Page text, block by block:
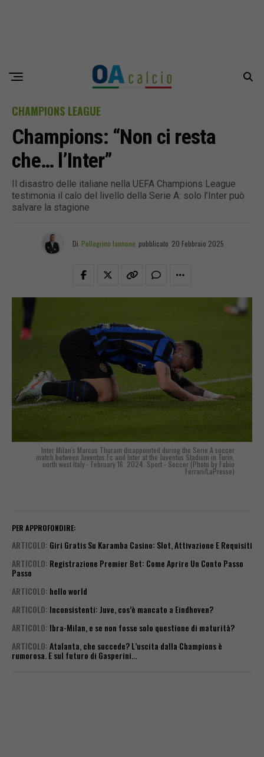
CHAMPIONS LEAGUE
Champions: “Non ci resta
che… l’Inter”
Il disastro delle italiane nella UEFA Champions League
testimonia il calo del livello della Serie A: solo l’Inter può
salvare la stagione
Di Pellegrino Iannone pubblicato 20 Febbraio 2025
Inter Milan's Marcus Thuram disappointed during the Serie A soccer
match between Juventus Fc and Inter at the Juventus Stadium in Turin,
north west Italy - February 16, 2024. Sport - Soccer (Photo by Fabio
Ferrari/LaPresse)
PER APPROFONDIRE:
ARTICOLO: Giri Gratis Su Karamba Casino: Slot, Attivazione E Requisiti
ARTICOLO: Registrazione Premier Bet: Come Aprire Un Conto Passo
Passo
ARTICOLO: hello world
ARTICOLO: Inconsistenti: Juve, cos’è mancato a Eindhoven?
ARTICOLO: Ibra-Milan, e se non fosse solo questione di maturità?
ARTICOLO:Atalanta, che succede? L’uscita dalla Champions è
rumorosa. E sul futuro di Gasperini…